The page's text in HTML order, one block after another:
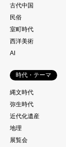
古代中国
民俗
室町時代
西洋美術
AI
時代・テーマ
縄文時代
弥生時代
近代化遺産
地理
展覧会